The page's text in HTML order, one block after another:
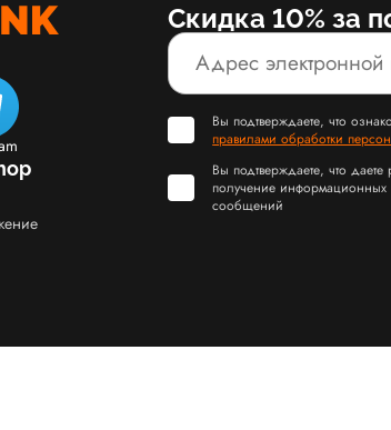
Скидка 10% за
Вы подтверждаете, что
правилами обработки
Вы подтверждаете, что
получение
сообщений